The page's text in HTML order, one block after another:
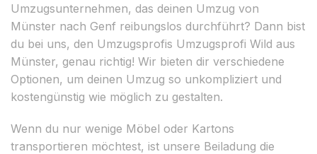
Umzugsunternehmen, das deinen Umzug von
Münster nach Genf reibungslos durchführt? Dann bist
du bei uns, den Umzugsprofis Umzugsprofi Wild aus
Münster, genau richtig! Wir bieten dir verschiedene
Optionen, um deinen Umzug so unkompliziert und
kostengünstig wie möglich zu gestalten.
Wenn du nur wenige Möbel oder Kartons
transportieren möchtest, ist unsere Beiladung die